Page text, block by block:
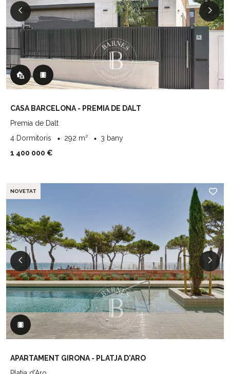
CASA BARCELONA - PREMIA DE DALT
Premia de Dalt
4 Dormitoris
292 m²
3 bany
1 400 000 €
NOVETAT
APARTAMENT GIRONA - PLATJA D'ARO